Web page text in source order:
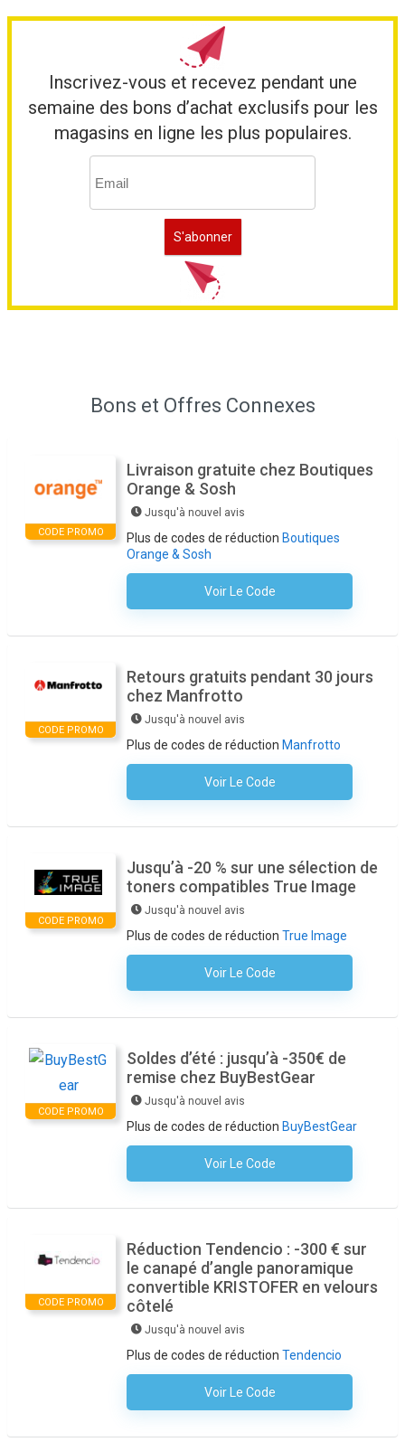
Inscrivez-vous et recevez pendant une
semaine des bons d’achat exclusifs pour les
magasins en ligne les plus populaires.
Bons et Offres Connexes
CODE PROMO
Livraison gratuite chez Boutiques
Orange & Sosh
Jusqu'à nouvel avis
Plus de codes de réduction Boutiques
Orange & Sosh
Voir Le Code
Aucun Code N'est Nécessaire
CODE PROMO
Retours gratuits pendant 30 jours
chez Manfrotto
Jusqu'à nouvel avis
Plus de codes de réduction Manfrotto
Voir Le Code
Aucun Code N'est Nécessaire
CODE PROMO
Jusqu’à -20 % sur une sélection de
toners compatibles True Image
Jusqu'à nouvel avis
Plus de codes de réduction True Image
Voir Le Code
Aucun Code N'est Nécessaire
CODE PROMO
Soldes d’été : jusqu’à -350€ de
remise chez BuyBestGear
Jusqu'à nouvel avis
Plus de codes de réduction BuyBestGear
Voir Le Code
Aucun Code N'est Nécessaire
CODE PROMO
Réduction Tendencio : -300 € sur
le canapé d’angle panoramique
convertible KRISTOFER en velours
côtelé
Jusqu'à nouvel avis
Plus de codes de réduction Tendencio
Voir Le Code
Aucun Code N'est Nécessaire